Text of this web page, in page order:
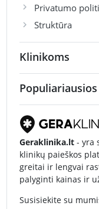
Privatumo
Struktūra
Klinikoms
Populiariausios
Geraklinika.lt- yra
klinikų paieškos
greitai ir lengvai
palyginti kainas ir
Susisiekite su